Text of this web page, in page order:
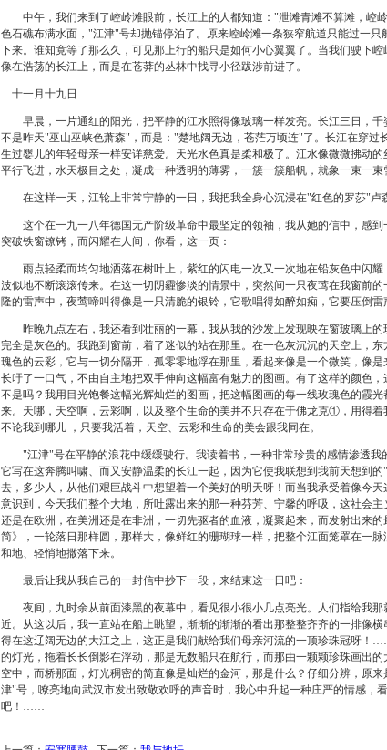
中午，我们来到了崆岭滩眼前，长江上的人都知道："泄滩青滩不算滩，崆
色石礁布满水面，"江津"号却抛锚停泊了。原来崆岭滩一条狭窄航道只能过一
下来。谁知竟等了那么久，可见那上行的船只是如何小心翼翼了。当我们驶下
像在浩荡的长江上，而是在苍莽的丛林中找寻小径跋涉前进了。
十一月十九日
早晨，一片通红的阳光，把平静的江水照得像玻璃一样发亮。长江三日，千
不是昨天"巫山巫峡色萧森"，而是："楚地阔无边，苍茫万顷连"了。长江在穿过
生过婴儿的年轻母亲一样安详慈爱。天光水色真是柔和极了。江水像微微拂动
平行飞进，水天极目之处，凝成一种透明的薄雾，一簇一簇船帆，就象一束一束
在这样一天，江轮上非常宁静的一日，我把我全身心沉浸在"红色的罗莎"卢
这个在一九一八年德国无产阶级革命中最坚定的领袖，我从她的信中，感到
突破铁窗镣铐，而闪耀在人间，你看，这一页：
雨点轻柔而均匀地洒落在树叶上，紫红的闪电一次又一次地在铅灰色中闪耀
波似地不断滚滚传来。在这一切阴霾惨淡的情景中，突然间一只夜莺在我窗前
隆的雷声中，夜莺啼叫得像是一只清脆的银铃，它歌唱得如醉如痴，它要压倒
昨晚九点左右，我还看到壮丽的一幕，我从我的沙发上发现映在窗玻璃上的
完全是灰色的。我跑到窗前，着了迷似的站在那里。在一色灰沉沉的天空上，
瑰色的云彩，它与一切分隔开，孤零零地浮在那里，看起来像是一个微笑，像
长吁了一口气，不由自主地把双手伸向这幅富有魅力的图画。有了这样的颜色
不是吗？我用目光饱餐这幅光辉灿烂的图画，把这幅图画的每一线玫瑰色的霞
来。天哪，天空啊，云彩啊，以及整个生命的美并不只存在于佛龙克①，用得着
不论我到哪儿 ，只要我活着，天空、云彩和生命的美会跟我同在。
"江津"号在平静的浪花中缓缓驶行。我读着书，一种非常珍贵的感情渗透
它写在这奔腾叫啸、而又安静温柔的长江一起，因为它使我联想到我前天想到
去，多少人，从他们艰巨战斗中想望着一个美好的明天呀！而当我承受着像今
意识到，今天我们整个大地，所吐露出来的那一种芬芳、宁馨的呼吸，这社会
还是在欧洲，在美洲还是在非洲，一切先驱者的血液，凝聚起来，而发射出来
简》，一轮落日那样圆，那样大，像鲜红的珊瑚球一样，把整个江面笼罩在一
和地、轻悄地撒落下来。
最后让我从我自己的一封信中抄下一段，来结束这一日吧：
夜间，九时余从前面漆黑的夜幕中，看见很小很小几点亮光。人们指给我那
近。从这以后，我一直站在船上眺望，渐渐的渐渐的看出那整整齐齐的一排像
得在这辽阔无边的大江之上，这正是我们献给我们母亲河流的一顶珍珠冠呀！
的灯光，拖着长长倒影在浮动，那是无数船只在航行，而那由一颗颗珍珠画出
空中，而桥那面，灯光稠密的简直像是灿烂的金河，那是什么？仔细分辨，原
津"号，嘹亮地向武汉市发出致敬欢呼的声音时，我心中升起一种庄严的情感，
吧！……